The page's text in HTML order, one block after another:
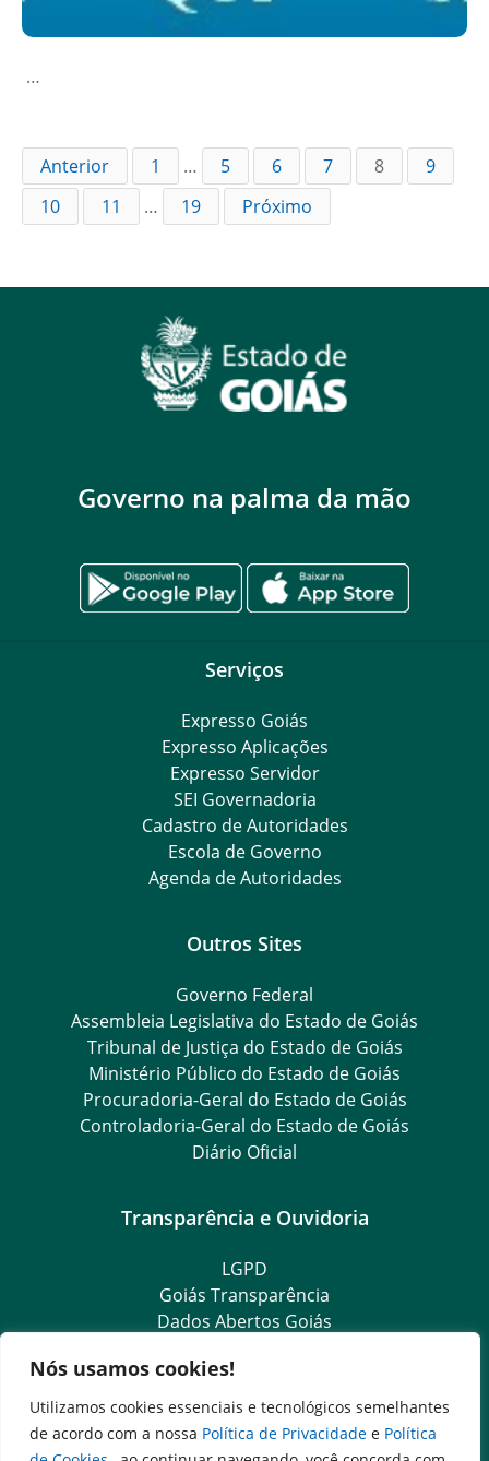
Nós usamos cookies!
Utilizamos cookies essenciais e tecnológicos semelhantes
de acordo com a nossa Política de Privacidade e Política
…
Anterior 1 … 5 6 7 8
9
10
11 … 19 Próximo
Governo na palma da mão
Serviços
Expresso Goiás
Expresso Aplicações
Expresso Servidor
SEI Governadoria
Cadastro de Autoridades
Escola de Governo
Agenda de Autoridades
Outros Sites
Governo Federal
Assembleia Legislativa do Estado de Goiás
Tribunal de Justiça do Estado de Goiás
Ministério Público do Estado de Goiás
Procuradoria-Geral do Estado de Goiás
Controladoria-Geral do Estado de Goiás
Diário Oficial
Transparência e Ouvidoria
LGPD
Goiás Transparência
Dados Abertos Goiás
e-SIC – Serviço Eletrônico de Informação ao Cidadão
Ouvidoria Setorial (Expresso)
Ouvidoria Setorial (Presencial)